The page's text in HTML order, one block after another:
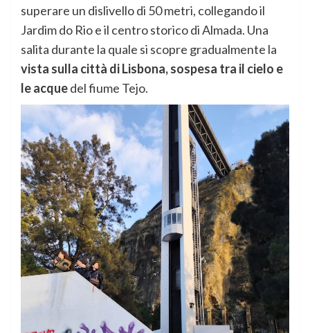
superare un dislivello di 50 metri, collegando il
Jardim do Rio e il centro storico di Almada. Una
salita durante la quale si scopre gradualmente la
vista sulla città di Lisbona, sospesa tra il cielo e
le acquedel fiume Tejo.